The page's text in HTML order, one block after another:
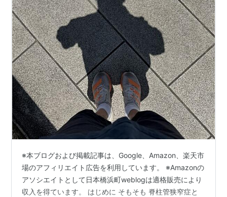
※本ブログおよび掲載記事は、Google、Amazon、楽天市
場のアフィリエイト広告を利用しています。 ※Amazonの
アソシエイトとして日本橋浜町weblogは適格販売により
収入を得ています。 はじめに そもそも 脊柱管狭窄症と